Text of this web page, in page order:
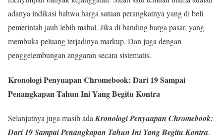
adanya indikasi bahwa harga satuan perangkatnya yang di beli
pemerintah jauh lebih mahal. Jika di banding harga pasar, yang
membuka peluang terjadinya markup. Dan juga dengan
penggelembungan anggaran secara sistematis.
Kronologi Penyuapan Chromebook: Dari 19 Sampai
Penangkapan Tahun Ini Yang Begitu Kontra
Selanjutnya juga masih ada Kronologi Penyuapan Chromebook:
Dari 19 Sampai Penangkapan Tahun Ini Yang Begitu Kontra.